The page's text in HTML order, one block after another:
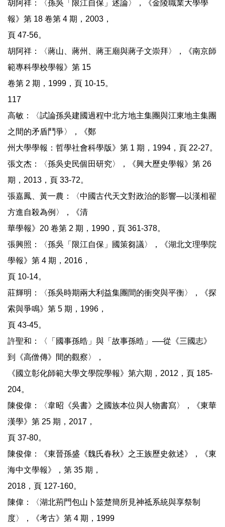
胡阿祥：〈孫吳「限江自保」述論〉，《金陵職業大學學
報》第 18 卷第 4 期，2003，
頁 47-56。
胡阿祥：〈蔣山、蔣州、蔣王廟與蔣子文崇拜〉，《南京師
範專科學校學報》第 15
卷第 2 期，1999，頁 10-15。
117
高敏：〈試論孫吳建國過程中北方地主集團與江東地主集團
之間的矛盾鬥爭〉，《鄭
州大學學報：哲學社會科學版》第 1 期，1994，頁 22-27。
張文杰：〈孫吳史民個田研究〉，《興大歷史學報》第 26
期，2013，頁 33-72。
張嘉鳳、黃一農：〈中國古代天文對政治的影響—以漢相翟
方進自殺為例〉，《清
華學報》20 卷第 2 期，1990，頁 361-378。
張興照：〈孫吳「限江自保」國策芻議〉，《湖北文理學院
學報》第 4 期，2016，
頁 10-14。
莊輝明：〈孫吳時期兩大利益集團間的衝突與平衡〉，《探
索與爭鳴》第 5 期，1996，
頁 43-45。
許聖和：〈「國事孫晧」與「故事孫晧」──從《三國志》
到《高僧傳》間的觀察〉，
《國立彰化師範大學文學院學報》第六期，2012，頁 185-
204。
陳俊偉：〈韋昭《吳書》之國族本位與人物書寫〉，《東華
漢學》第 25 期，2017，
頁 37-80。
陳俊偉：《東晉孫盛《魏氏春秋》之王族歷史敘述》，《東
海中文學報》，第 35 期，
2018，頁 127-160。
陳偉：〈湖北荊門包山卜筮楚簡所見神祗系統與享祭制
度〉，《考古》第 4 期，1999